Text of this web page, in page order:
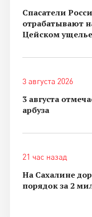
Спасатели
отрабатывают
Цейском ущелье
3 августа 2026
3 августа
арбуза
21 час назад
На Сахалине
порядок за 2